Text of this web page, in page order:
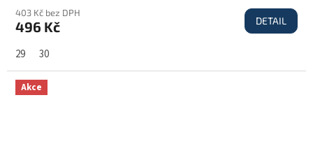
403 Kč bez DPH
496 Kč DETAIL
29 30
Akce